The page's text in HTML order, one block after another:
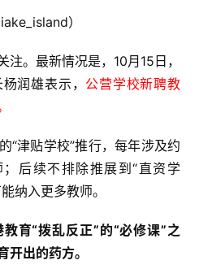
）
。最新情况是，10月15日，
润雄表示， 公营学校新聘教
“津贴学校”推行，每年涉及约
后续不排除推展到“直资学
纳入更多教师。
育“拨乱反正”的“必修课”之
开出的药方。